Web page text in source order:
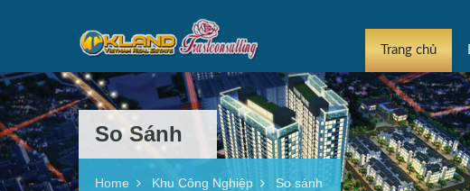
Trang chủ
So Sánh
Home Khu Công Nghiệp So sánh